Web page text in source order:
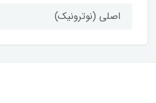
اصلی (نوترونیک)